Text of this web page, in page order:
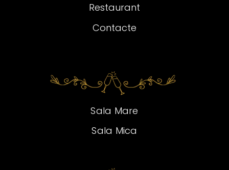
Sala Mare
Sala Mica
Restaurant
Contacte